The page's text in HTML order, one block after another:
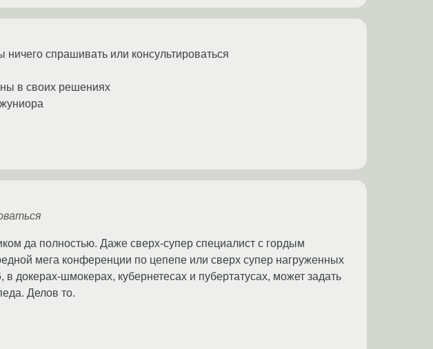
спрашивать или консультироваться
в своих решениях
да полностью. Даже сверх-супер специалист с гордым
мега конференции по цепепе или сверх супер нагруженных
докерах-шмокерах, кубернетесах и пубертатусах, может задать
Делов то.